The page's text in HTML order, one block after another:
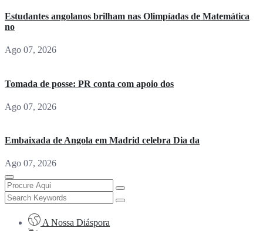
Estudantes angolanos brilham nas Olimpíadas de Matemática
no
Ago 07, 2026
Tomada de posse: PR conta com apoio dos
Ago 07, 2026
Embaixada de Angola em Madrid celebra Dia da
Ago 07, 2026
A Nossa Diáspora